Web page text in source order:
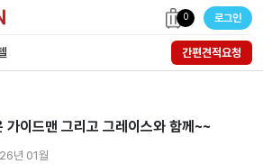
0 로그인
간편견적요청
이드맨 그리고 그레이스와 함께~~
년 01월